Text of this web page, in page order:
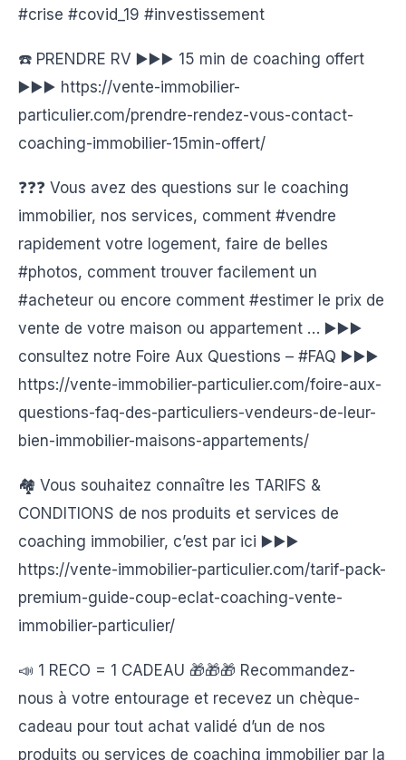
#crise #covid_19 #investissement
☎️ PRENDRE RV ▶️▶️▶️ 15 min de coaching offert
▶️▶️▶️ https://vente-immobilier-
particulier.com/prendre-rendez-vous-contact-
coaching-immobilier-15min-offert/
❓❓❓ Vous avez des questions sur le coaching
immobilier, nos services, comment #vendre
rapidement votre logement, faire de belles
#photos, comment trouver facilement un
#acheteur ou encore comment #estimer le prix de
vente de votre maison ou appartement … ▶️▶️▶️
consultez notre Foire Aux Questions – #FAQ ▶️▶️▶️
https://vente-immobilier-particulier.com/foire-aux-
questions-faq-des-particuliers-vendeurs-de-leur-
bien-immobilier-maisons-appartements/
🏘️ Vous souhaitez connaître les TARIFS &
CONDITIONS de nos produits et services de
coaching immobilier, c’est par ici ▶️▶️▶️
https://vente-immobilier-particulier.com/tarif-pack-
premium-guide-coup-eclat-coaching-vente-
immobilier-particulier/
📣 1 RECO = 1 CADEAU 🎁🎁🎁 Recommandez-
nous à votre entourage et recevez un chèque-
cadeau pour tout achat validé d’un de nos
produits ou services de coaching immobilier par la